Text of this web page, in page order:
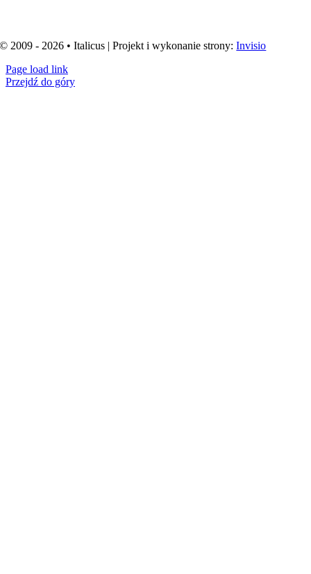
© 2009 - 2026 • Italicus | Projekt i wykonanie strony:Invisio
Page load link
Przejdź do góry